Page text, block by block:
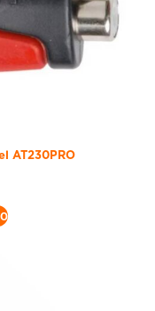
AT230PRO